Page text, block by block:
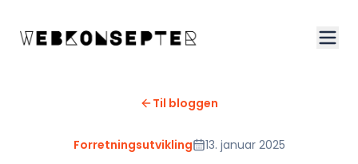
Til bloggen
Forretningsutvikling 13. januar 2025